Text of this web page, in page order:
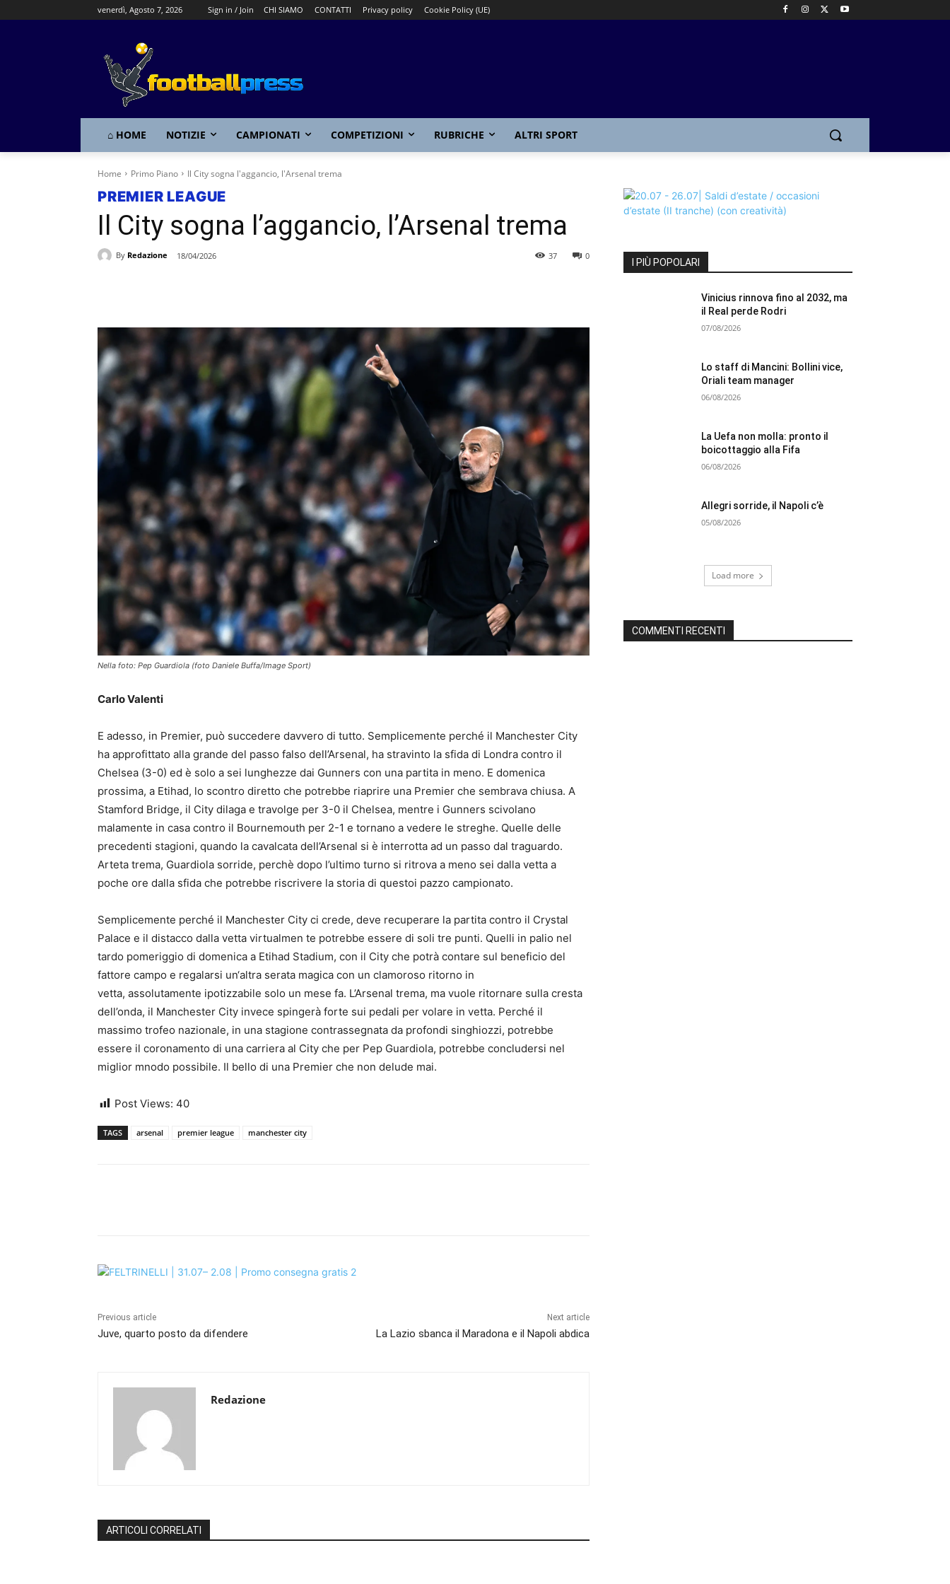
venerdì, Agosto 7, 2026 Sign in / Join CHI SIAMO CONTATTI Privacy policy Cookie Policy (UE)
⌂ HOME NOTIZIE CAMPIONATI COMPETIZIONI RUBRICHE ALTRI SPORT
Home Primo Piano Il City sogna l'aggancio, l'Arsenal trema
PREMIER LEAGUE
Il City sogna l’aggancio, l’Arsenal trema
By Redazione 18/04/2026 0
37
Nella foto: Pep Guardiola (foto Daniele Buffa/Image Sport)
Carlo Valenti
E adesso, in Premier, può succedere davvero di tutto. Semplicemente perché il Manchester City
ha approfittato alla grande del passo falso dell’Arsenal, ha stravinto la sfida di Londra contro il
Chelsea (3-0) ed è solo a sei lunghezze dai Gunners con una partita in meno. E domenica
prossima, a Etihad, lo scontro diretto che potrebbe riaprire una Premier che sembrava chiusa. A
Stamford Bridge, il City dilaga e travolge per 3-0 il Chelsea, mentre i Gunners scivolano
malamente in casa contro il Bournemouth per 2-1 e tornano a vedere le streghe. Quelle delle
precedenti stagioni, quando la cavalcata dell’Arsenal si è interrotta ad un passo dal traguardo.
Arteta trema, Guardiola sorride, perchè dopo l’ultimo turno si ritrova a meno sei dalla vetta a
poche ore dalla sfida che potrebbe riscrivere la storia di questoi pazzo campionato.
Semplicemente perché il Manchester City ci crede, deve recuperare la partita contro il Crystal
Palace e il distacco dalla vetta virtualmen te potrebbe essere di soli tre punti. Quelli in palio nel
tardo pomeriggio di domenica a Etihad Stadium, con il City che potrà contare sul beneficio del
fattore campo e regalarsi un‘altra serata magica con un clamoroso ritorno in
vetta, assolutamente ipotizzabile solo un mese fa. L’Arsenal trema, ma vuole ritornare sulla cresta
dell’onda, il Manchester City invece spingerà forte sui pedali per volare in vetta. Perché il
massimo trofeo nazionale, in una stagione contrassegnata da profondi singhiozzi, potrebbe
essere il coronamento di una carriera al City che per Pep Guardiola, potrebbe concludersi nel
miglior mnodo possibile. Il bello di una Premier che non delude mai.
Post Views: 40
TAGS arsenal premier league manchester city
Previous article
Juve, quarto posto da difendere
Next article
La Lazio sbanca il Maradona e il Napoli abdica
Redazione
ARTICOLI CORRELATI
I PIÙ POPOLARI
Vinicius rinnova fino al 2032, ma
il Real perde Rodri
07/08/2026
Lo staff di Mancini: Bollini vice,
Oriali team manager
06/08/2026
La Uefa non molla: pronto il
boicottaggio alla Fifa
06/08/2026
Allegri sorride, il Napoli c’è
05/08/2026
Load more
COMMENTI RECENTI